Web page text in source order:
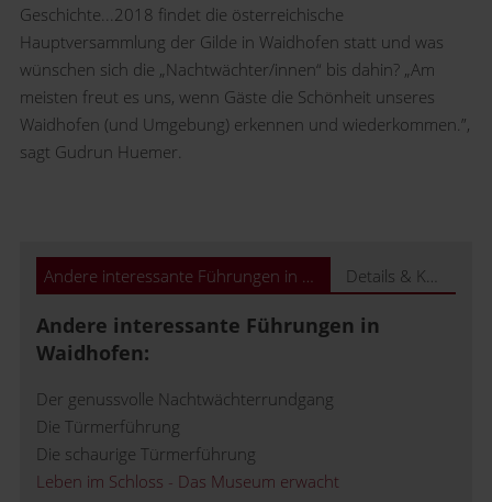
Geschichte...2018 findet die österreichische
Hauptversammlung der Gilde in Waidhofen statt und was
wünschen sich die „Nachtwächter/innen“ bis dahin? „Am
meisten freut es uns, wenn Gäste die Schönheit unseres
Waidhofen (und Umgebung) erkennen und wiederkommen.”,
sagt Gudrun Huemer.
Andere interessante Führungen in
Waidhofen:
Der genussvolle Nachtwächterrundgang
Die Türmerführung
Die schaurige Türmerführung
Leben im Schloss - Das Museum erwacht